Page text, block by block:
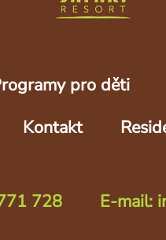
pro děti
Kontakt
728 E-mail: